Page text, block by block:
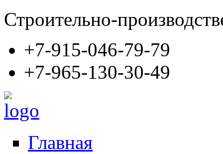
Строительно-
+7-915-046-79-79
+7-965-130-30-49
Главная